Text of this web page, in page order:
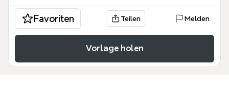
Favoriten Teilen Melden
Vorlage holen